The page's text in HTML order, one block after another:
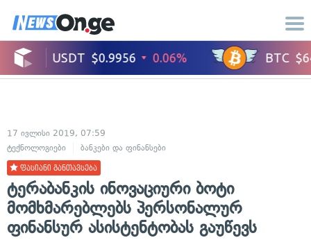
17 ივლისი 2019, 07:59
ტექნოლოგიები
ბანკები და ფინანსები
ფასიანი განთავსება
ტერაბანკის ინოვაციური ბოტი
მომხმარებლებს პერსონალურ
ფინანსურ ასისტენტობას გაუწევს